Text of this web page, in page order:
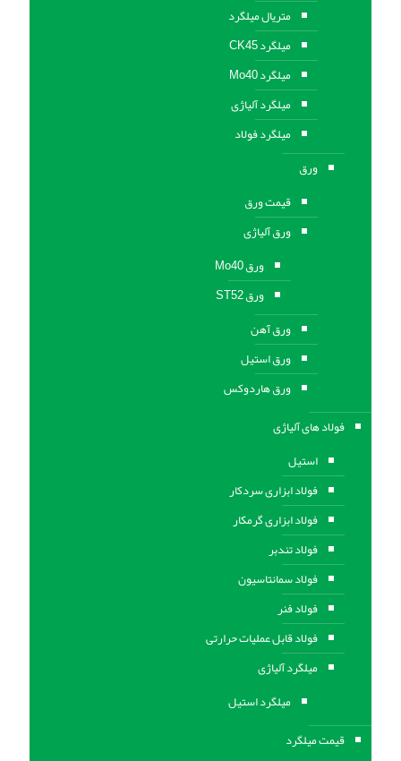
متریال میلگرد
میلگرد CK45
میلگرد Mo40
میلگرد آلیاژی
میلگرد فولاد
ورق
قیمت ورق
ورق آلیاژی
ورق Mo40
ورق ST52
ورق آهن
ورق استيل
ورق هاردوکس
فولاد های آلیاژی
استیل
فولاد ابزاری سردکار
فولاد ابزاری گرمکار
فولاد تندبر
فولاد سمانتاسیون
فولاد فنر
فولاد قابل عملیات حرارتی
ميلگرد آلیاژی
میلگرد استیل
قیمت میلگرد